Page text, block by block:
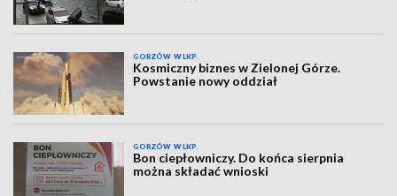
GORZÓW WLKP.
Kosmiczny biznes w Zielonej Górze.
Powstanie nowy oddział
GORZÓW WLKP.
Bon ciepłowniczy. Do końca sierpnia
można składać wnioski